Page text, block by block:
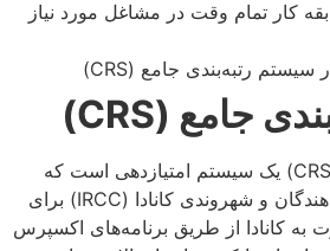
کار تمام وقت در مشاغل مورد نیاز
جامع (CRS
)
سیستم رتبه‌بندی جامع (CRS) یک سیستم امتیازدهی است که
توسط اداره مهاجرت، پناهندگان و شهروندی کانادا (IRCC) برای
به کانادا از طریق برنامه‌های اکسپرس